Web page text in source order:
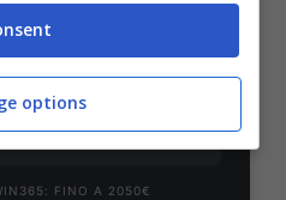
FINO A 2050€
options